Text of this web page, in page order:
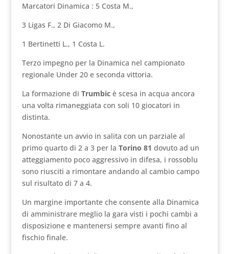
Marcatori Dinamica : 5 Costa M.,
3 Ligas F., 2 Di Giacomo M.,
1 Bertinetti L., 1 Costa L.
Terzo impegno per la Dinamica nel campionato
regionale Under 20 e seconda vittoria.
La formazione di Trumbicè scesa in acqua ancora
una volta rimaneggiata con soli 10 giocatori in
distinta.
Nonostante un avvio in salita con un parziale al
primo quarto di 2 a 3 per la Torino 81 dovuto ad un
atteggiamento poco aggressivo in difesa, i rossoblu
sono riusciti a rimontare andando al cambio campo
sul risultato di 7 a 4.
Un margine importante che consente alla Dinamica
di amministrare meglio la gara visti i pochi cambi a
disposizione e mantenersi sempre avanti fino al
fischio finale.